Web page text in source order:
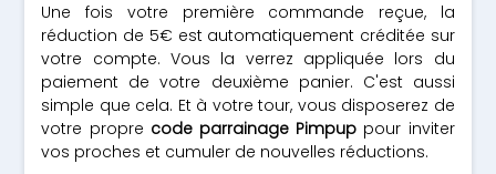
Une fois votre première commande reçue, la
réduction de 5€ est automatiquement créditée sur
votre compte. Vous la verrez appliquée lors du
paiement de votre deuxième panier. C'est aussi
simple que cela. Et à votre tour, vous disposerez de
votre propre code parrainage Pimpup pour inviter
vos proches et cumuler de nouvelles réductions.